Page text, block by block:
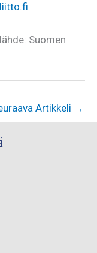
Suomen
Artikkeli →